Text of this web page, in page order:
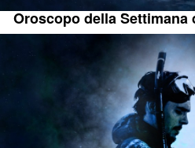
Oroscopo della Settimana